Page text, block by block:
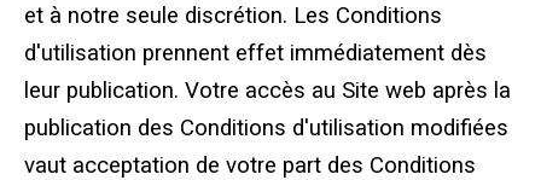
et à notre seule discrétion. Les Conditions
d'utilisation prennent effet immédiatement dès
leur publication. Votre accès au Site web après la
publication des Conditions d'utilisation modifiées
vaut acceptation de votre part des Conditions